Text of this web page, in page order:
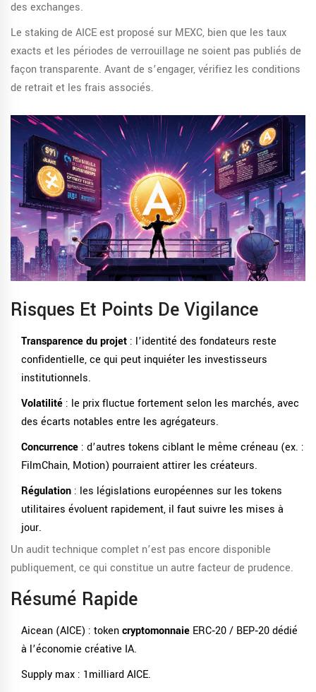
des exchanges.
Le staking de AICE est proposé sur MEXC, bien que les taux
exacts et les périodes de verrouillage ne soient pas publiés de
façon transparente. Avant de s’engager, vérifiez les conditions
de retrait et les frais associés.
Risques Et Points De Vigilance
Transparence du projet : l’identité des fondateurs reste
confidentielle, ce qui peut inquiéter les investisseurs
institutionnels.
Volatilité : le prix fluctue fortement selon les marchés, avec
des écarts notables entre les agrégateurs.
Concurrence : d’autres tokens ciblant le même créneau (ex. :
FilmChain, Motion) pourraient attirer les créateurs.
Régulation : les législations européennes sur les tokens
utilitaires évoluent rapidement, il faut suivre les mises à
jour.
Un audit technique complet n’est pas encore disponible
publiquement, ce qui constitue un autre facteur de prudence.
Résumé Rapide
Aicean (AICE) : tokencryptomonnaie ERC‑20 / BEP‑20 dédié
à l’économie créative IA.
Supply max : 1milliard AICE.